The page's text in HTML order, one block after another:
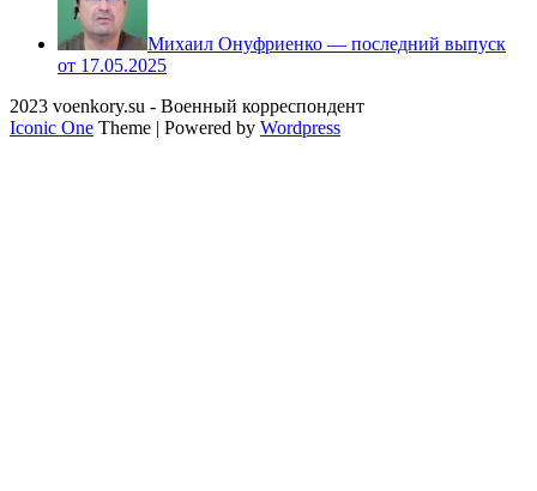
Михаил Онуфриенко — последний выпуск
от 17.05.2025
2023 voenkory.su - Военный корреспондент
Iconic One Theme | Powered by Wordpress